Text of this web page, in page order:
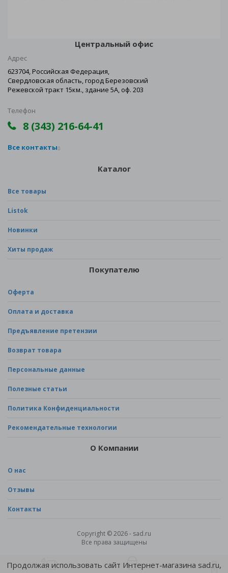
Центральный офис
Адрес
623704, Российская Федерация,
Свердловская область, город Березовский
Режевской тракт 15км., здание 5А, оф. 203
Телефон
8 (343) 216-64-41
Все контакты
Каталог
Все товары
Listok
Новинки
Хиты продаж
Покупателю
Оферта
Оплата и доставка
Предъявление претензии
Возврат товара
Персональные данные
Полезные статьи
Политика Конфиденциальности
Рекомендательные технологии
О Компании
О нас
Отзывы
Контакты
Copyright © 2026 - sad.ru
Все права защищены
Продолжая использовать сайт Интернет-магазина sad.ru,